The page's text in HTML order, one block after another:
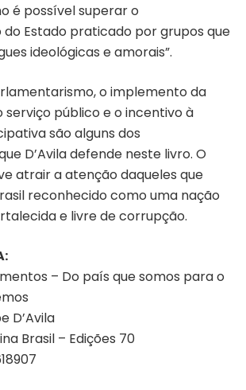
é possível superar o
Estado praticado por grupos que
ideológicas e amorais”.
o implemento da
público e o incentivo à
são alguns dos
D’Avila defende neste livro. O
atrair a atenção daqueles que
reconhecido como uma nação
e livre de corrupção.
– Do país que somos para o
D’Avila
Brasil – Edições 70